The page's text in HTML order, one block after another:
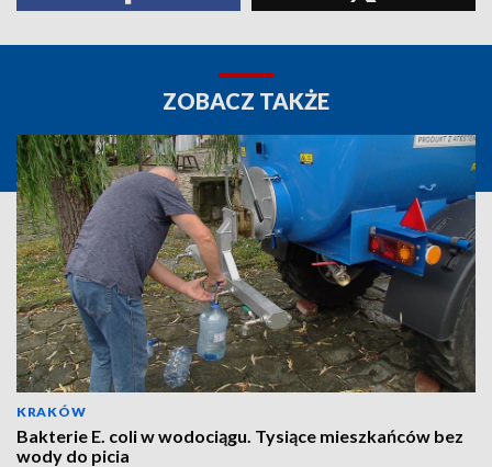
ZOBACZ TAKŻE
KRAKÓW
Bakterie E. coli w wodociągu. Tysiące mieszkańców bez
wody do picia